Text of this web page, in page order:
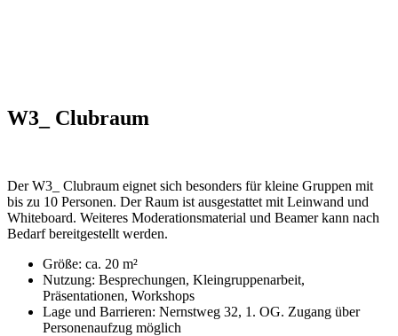
W3_ Clubraum
Der W3_ Clubraum eignet sich besonders für kleine Gruppen mit
bis zu 10 Personen. Der Raum ist ausgestattet mit Leinwand und
Whiteboard. Weiteres Moderationsmaterial und Beamer kann nach
Bedarf bereitgestellt werden.
Größe: ca. 20 m²
Nutzung: Besprechungen, Kleingruppenarbeit,
Präsentationen, Workshops
Lage und Barrieren: Nernstweg 32, 1. OG. Zugang über
Personenaufzug möglich